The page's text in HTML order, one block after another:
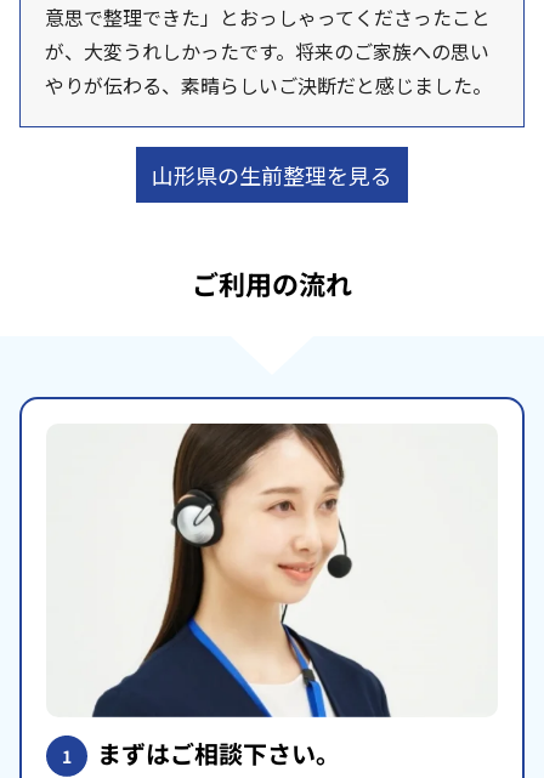
意思で整理できた」とおっしゃってくださったこと
が、大変うれしかったです。将来のご家族への思い
やりが伝わる、素晴らしいご決断だと感じました。
山形県の生前整理を見る
ご利用の流れ
1 まずはご相談下さい。